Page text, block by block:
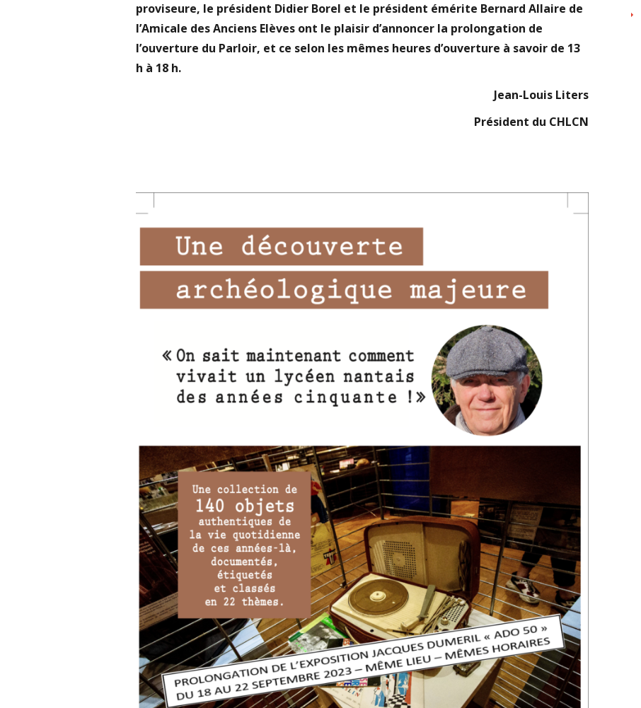
proviseure, le président Didier Borel et le président émérite Bernard Allaire de
l’Amicale des Anciens Elèves ont le plaisir d’annoncer la prolongation de
l’ouverture du Parloir, et ce selon les mêmes heures d’ouverture à savoir de 13
h à 18 h.
Jean-Louis Liters
Président du CHLCN